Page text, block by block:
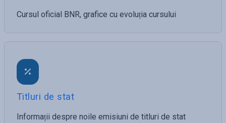
Cursul oficial BNR, grafice cu evoluția cursului
Titluri de stat
Informații despre noile emisiuni de titluri de stat